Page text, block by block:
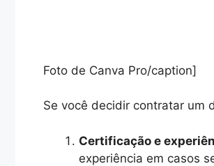
Foto de Canva Pro/caption]
Se você decidir contratar um
Certificação e
experiência em casos